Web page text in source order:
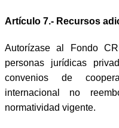
Artículo 7.- Recursos
Autorízase al Fondo
personas jurídicas
convenios de
internacional no
normatividad vigente.